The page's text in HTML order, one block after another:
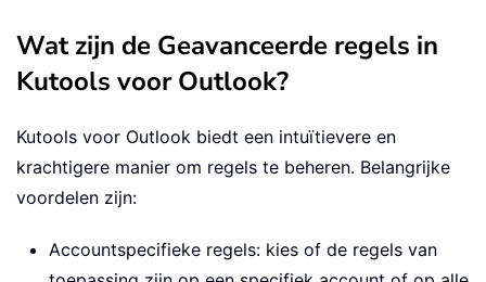
Wat zijn de Geavanceerde regels in
Kutools voor Outlook?
Kutools voor Outlook biedt een intuïtievere en
krachtigere manier om regels te beheren. Belangrijke
voordelen zijn:
Accountspecifieke regels: kies of de regels van